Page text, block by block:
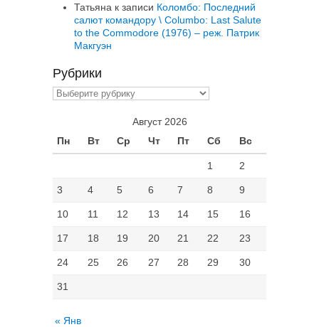
Татьяна к записи Коломбо: Последний
салют командору \ Columbo: Last Salute
to the Commodore (1976) – реж. Патрик
Макгуэн
Рубрики
Рубрики
Август 2026
Пн
Вт Ср Чт Пт Сб Вс
1 2
3 4 5 6 7 8 9
10 11 12 13 14 15 16
17 18 19 20 21 22 23
24 25 26 27 28 29 30
31
« Янв